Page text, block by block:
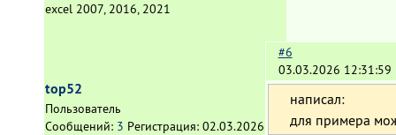
excel 2007, 2016, 2021
top52
Пользователь
Сообщений: 3 Регистрация: 02.03.2026
#6
03.03.2026 12:31:59
написал:
для примера